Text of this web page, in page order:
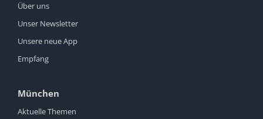
Über uns
Unser Newsletter
Unsere neue App
Empfang
München
Aktuelle Themen